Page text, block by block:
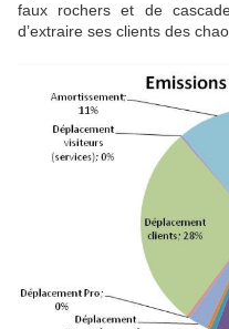
faux rochers et de
d’extraire ses clients des